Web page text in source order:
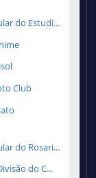
do Estudi...
Club
do Rosari...
do C...